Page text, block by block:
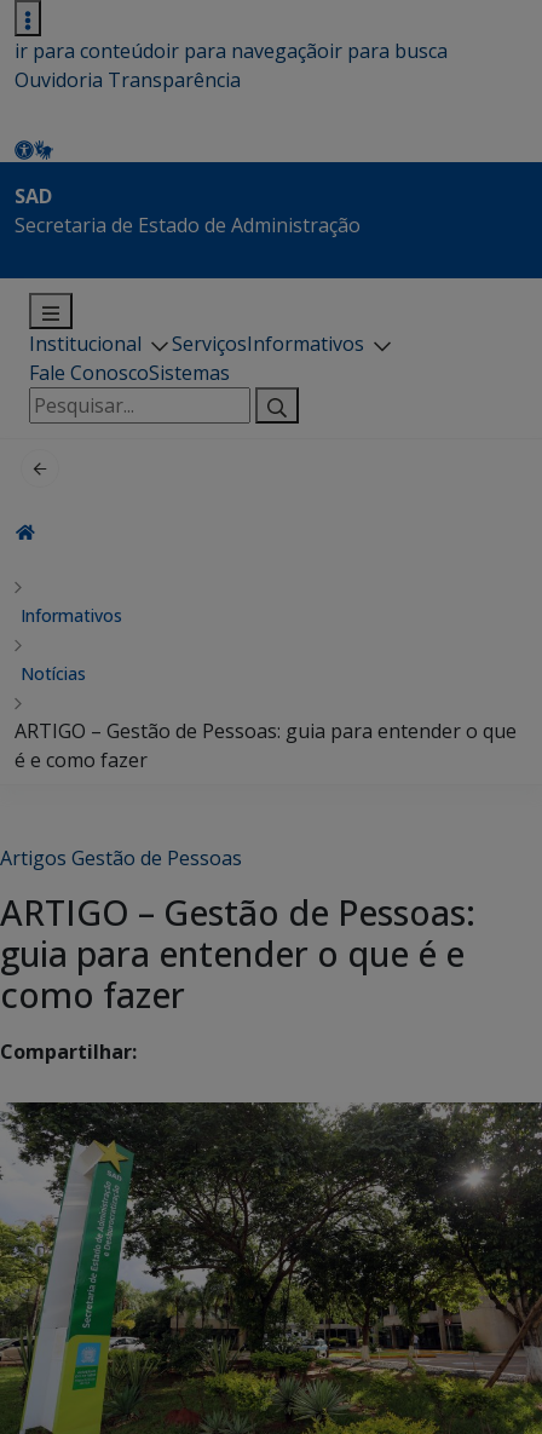
ir para conteúdoir para navegaçãoir para busca
Ouvidoria Transparência
SAD
Secretaria de Estado de Administração
Institucional ServiçosInformativos
Fale ConoscoSistemas
Pesquisar
por:
Informativos
Notícias
ARTIGO – Gestão de Pessoas: guia para entender o que
é e como fazer
Artigos Gestão de Pessoas
ARTIGO – Gestão de Pessoas:
guia para entender o que é e
como fazer
Compartilhar: